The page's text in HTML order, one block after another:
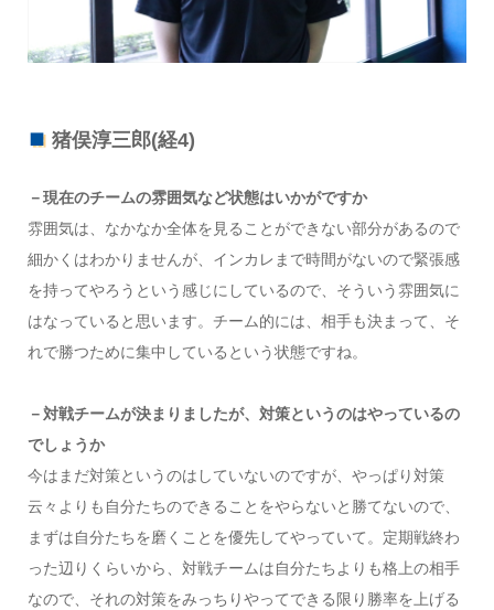
猪俣淳三郎(経4)
－現在のチームの雰囲気など状態はいかがですか
雰囲気は、なかなか全体を見ることができない部分があるので
細かくはわかりませんが、インカレまで時間がないので緊張感
を持ってやろうという感じにしているので、そういう雰囲気に
はなっていると思います。チーム的には、相手も決まって、そ
れで勝つために集中しているという状態ですね。
－対戦チームが決まりましたが、対策というのはやっているの
でしょうか
今はまだ対策というのはしていないのですが、やっぱり対策
云々よりも自分たちのできることをやらないと勝てないので、
まずは自分たちを磨くことを優先してやっていて。定期戦終わ
った辺りくらいから、対戦チームは自分たちよりも格上の相手
なので、それの対策をみっちりやってできる限り勝率を上げる